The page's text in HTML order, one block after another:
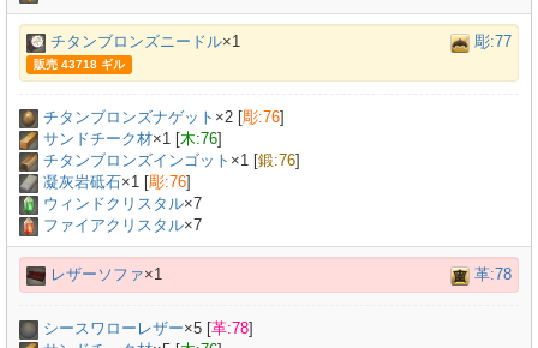
チタンブロンズニードル×1 彫:77
販売 43718 ギル
チタンブロンズナゲット ×2 [彫:76]
サンドチーク材×1 [木:76]
チタンブロンズインゴット ×1 [鍛:76]
凝灰岩砥石×1 [彫:76]
ウィンドクリスタル×7
ファイアクリスタル×7
レザーソファ×1 革:78
シースワローレザー×5 [革:78]